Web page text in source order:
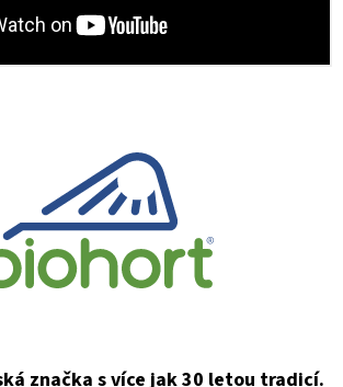
značka s více jak 30 letou tradicí.